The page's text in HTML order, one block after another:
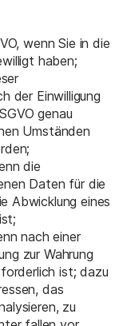
wenn Sie in die
haben;
der Einwilligung
genau
Umständen
die
Daten für die
Abwicklung eines
nach einer
zur Wahrung
ist; dazu
das
zu